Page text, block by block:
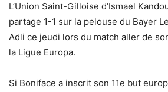
L’Union Saint-Gilloise d’Ismael
partage 1-1 sur la pelouse du Bayer
Adli ce jeudi lors du match aller de
la Ligue Europa.
Si Boniface a inscrit son 11e but